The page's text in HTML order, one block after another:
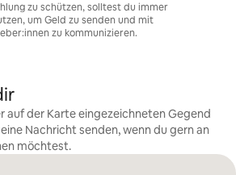
zu schützen, solltest du immer
um Geld zu senden und mit
zu kommunizieren.
auf der Karte eingezeichneten Gegend
Nachricht senden, wenn du gern an
möchtest.